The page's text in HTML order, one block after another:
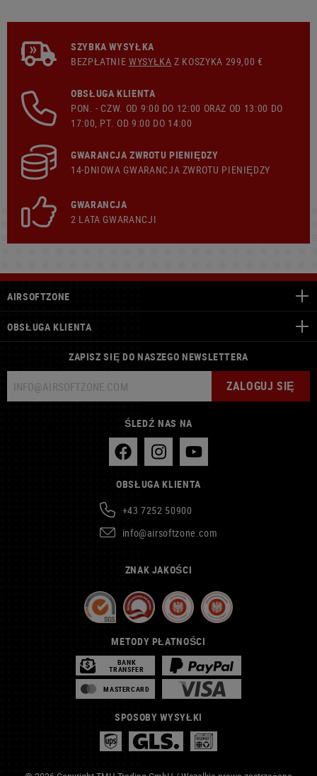
SZYBKA WYSYŁKA
BEZPŁATNIEWYSYŁKA Z KOSZYKA 299,00 €
OBSŁUGA KLIENTA
PON. - CZW. OD 9:00 DO 12:00 ORAZ OD 13:00 DO
17:00, PT. OD 9:00 DO 14:00
GWARANCJA ZWROTU PIENIĘDZY
14-DNIOWA GWARANCJA ZWROTU PIENIĘDZY
GWARANCJA
2 LATA GWARANCJI
AIRSOFTZONE
OBSŁUGA KLIENTA
ZAPISZ SIĘ DO NASZEGO NEWSLETTERA
ZALOGUJ SIĘ
ŚLEDŹ NAS NA
OBSŁUGA KLIENTA
+43 7252 50900
info@airsoftzone.com
ZNAK JAKOŚCI
METODY PŁATNOŚCI
BANK
TRANSFER
MASTERCARD
SPOSOBY WYSYŁKI